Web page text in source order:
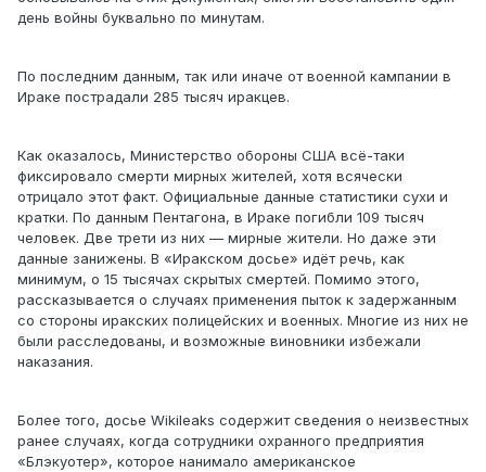
день войны буквально по минутам.
По последним данным, так или иначе от военной кампании в
Ираке пострадали 285 тысяч иракцев.
Как оказалось, Министерство обороны США всё-таки
фиксировало смерти мирных жителей, хотя всячески
отрицало этот факт. Официальные данные статистики сухи и
кратки. По данным Пентагона, в Ираке погибли 109 тысяч
человек. Две трети из них — мирные жители. Но даже эти
данные занижены. В «Иракском досье» идёт речь, как
минимум, о 15 тысячах скрытых смертей. Помимо этого,
рассказывается о случаях применения пыток к задержанным
со стороны иракских полицейских и военных. Многие из них не
были расследованы, и возможные виновники избежали
наказания.
Более того, досье Wikileaks содержит сведения о неизвестных
ранее случаях, когда сотрудники охранного предприятия
«Блэкуотер», которое нанимало американское